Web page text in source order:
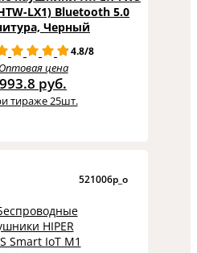
LX1) Bluetooth 5.0
Черный
4.8/8
Оптовая цена
993.8 руб.
тираже 25шт.
521006p_o